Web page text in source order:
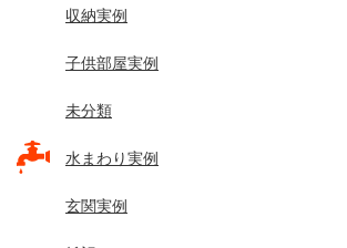
収納実例
子供部屋実例
未分類
水まわり実例
玄関実例